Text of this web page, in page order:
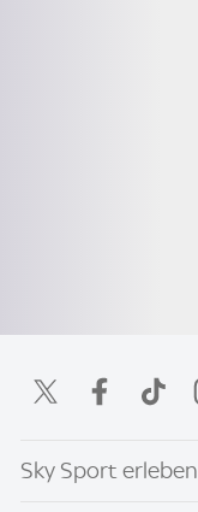
Sky Sport erleben